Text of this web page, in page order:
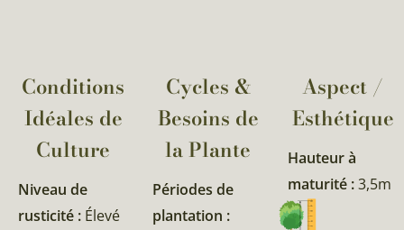
Conditions
Idéales de
Culture
Niveau de
rusticité : Élevé
Cycles &
Besoins de
la Plante​
Périodes de
plantation :
Aspect /
Esthétique
Hauteur à
maturité :3,5m